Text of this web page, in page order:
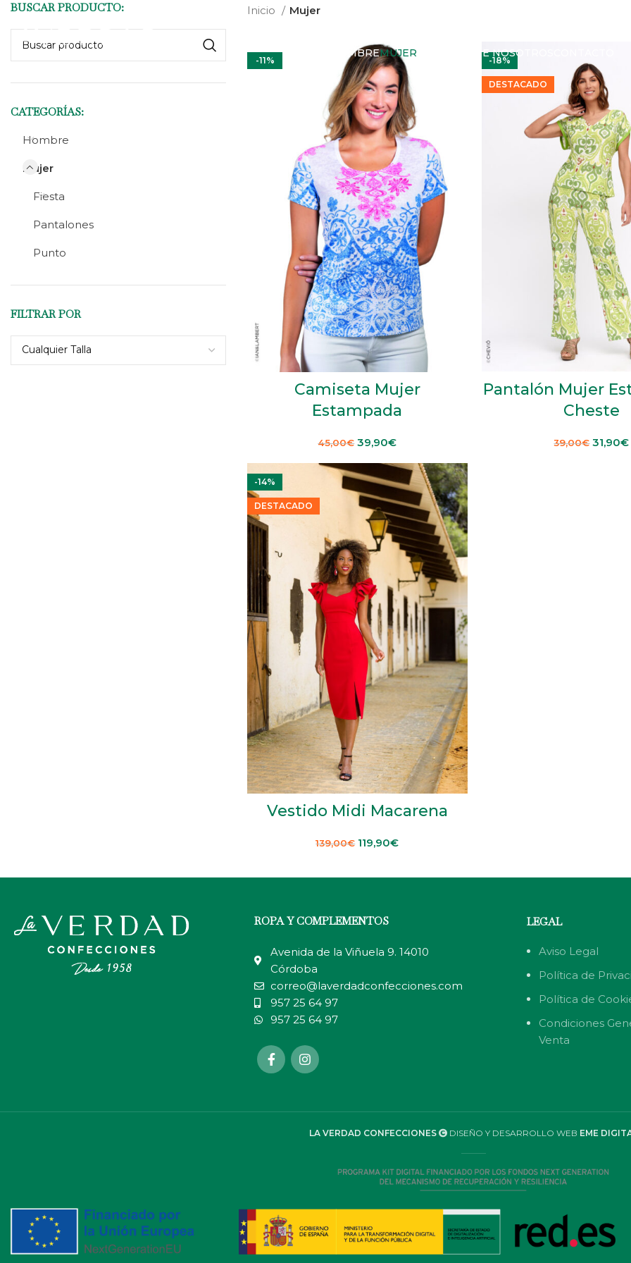
HOMBREMUJER SOBRE NOSOTROS
BUSCAR PRODUCTO:
CATEGORÍAS:
Hombre
Mujer
Fiesta
Pantalones
Punto
FILTRAR POR
Cualquier Talla
Inicio Mujer
-11%
Camiseta Mujer
Estampada
45,00€ 39,90€
-18%
DESTACADO
Pantalón Mujer
Cheste
39,00€ 31,90€
-14%
DESTACADO
Vestido Midi Macarena
139,00€ 119,90€
ROPA Y COMPLEMENTOS
Avenida de la Viñuela 9. 14010
Córdoba
correo@laverdadconfecciones.com
957 25 64 97
957 25 64 97
LEGAL
Aviso Legal
Política de
Política de
Condiciones
Venta
LA VERDAD CONFECCIONES DISEÑO Y DESARROLLO WEB EME